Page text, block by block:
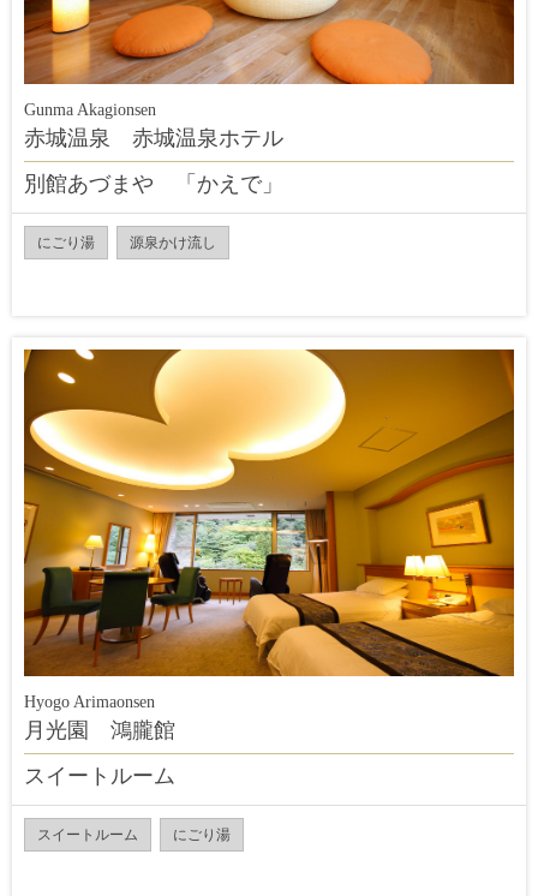
Gunma Akagionsen
赤城温泉 赤城温泉ホテル
別館あづまや 「かえで」
にごり湯 源泉かけ流し
Hyogo Arimaonsen
月光園 鴻朧館
スイートルーム
スイートルーム にごり湯